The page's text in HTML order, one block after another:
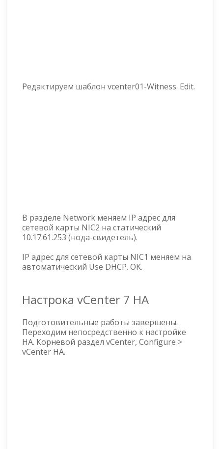
Редактируем шаблон vcenter01-Witness. Edit.
В разделе Network меняем IP адрес для
сетевой карты NIC2 на статический
10.17.61.253 (нода-свидетель).
IP адрес для сетевой карты NIC1 меняем на
автоматический Use DHCP. OK.
Настрока vCenter 7 HA
Подготовительные работы завершены.
Переходим непосредственно к настройке
HA. Корневой раздел vCenter, Configure >
vCenter HA.